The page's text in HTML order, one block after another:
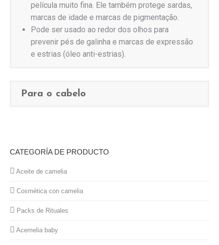
película muito fina. Ele também protege sardas,
marcas de idade e marcas de pigmentação.
Pode ser usado ao redor dos olhos para
prevenir pés de galinha e marcas de expressão
e estrias (óleo anti-estrias).
Para o cabelo
CATEGORÍA DE PRODUCTO
Aceite de camelia
Cosmética con camelia
Packs de Rituales
Acemelia baby